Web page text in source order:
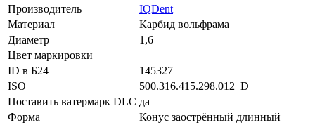
Производитель
IQDent
Материал
Карбид вольфрама
Диаметр
1,6
Цвет маркировки
ID в Б24
145327
ISO
500.316.415.298.012_D
Поставить ватермарк DLC да
Форма
Конус заострённый длинный